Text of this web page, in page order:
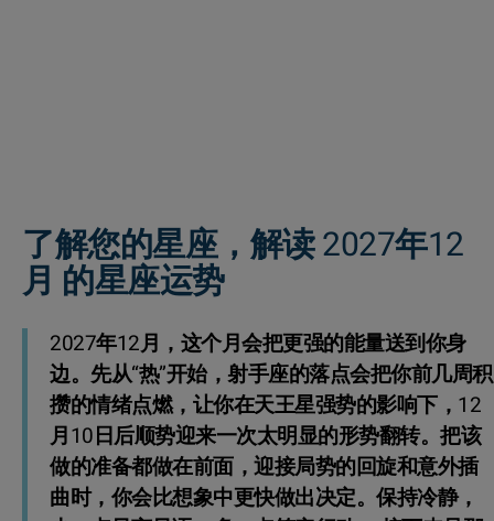
了解您的星座，解读 2027年12
月 的星座运势
2027年12月，这个月会把更强的能量送到你身
边。先从“热”开始，射手座的落点会把你前几周积
攒的情绪点燃，让你在天王星强势的影响下，12
月10日后顺势迎来一次太明显的形势翻转。把该
做的准备都做在前面，迎接局势的回旋和意外插
曲时，你会比想象中更快做出决定。保持冷静，